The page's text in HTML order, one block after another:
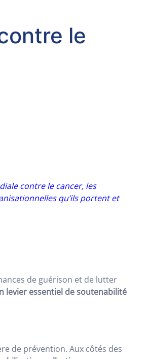
le
contre le cancer, les
qu’ils portent et
de guérison et de lutter
levier essentiel de soutenabilité
de prévention. Aux côtés des